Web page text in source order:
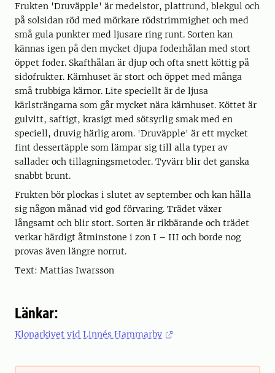
Frukten 'Druväpple' är medelstor, plattrund, blekgul och
på solsidan röd med mörkare rödstrimmighet och med
små gula punkter med ljusare ring runt. Sorten kan
kännas igen på den mycket djupa foderhålan med stort
öppet foder. Skafthålan är djup och ofta snett köttig på
sidofrukter. Kärnhuset är stort och öppet med många
små trubbiga kärnor. Lite speciellt är de ljusa
kärlsträngarna som går mycket nära kärnhuset. Köttet är
gulvitt, saftigt, krasigt med sötsyrlig smak med en
speciell, druvig härlig arom. 'Druväpple' är ett mycket
fint dessertäpple som lämpar sig till alla typer av
sallader och tillagningsmetoder. Tyvärr blir det ganska
snabbt brunt.
Frukten bör plockas i slutet av september och kan hålla
sig någon månad vid god förvaring. Trädet växer
långsamt och blir stort. Sorten är rikbärande och trädet
verkar härdigt åtminstone i zon I – III och borde nog
provas även längre norrut.
Text: Mattias Iwarsson
Länkar:
Klonarkivet vid Linnés Hammarby